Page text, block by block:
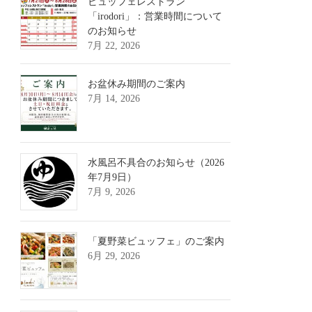
「irodori」：営業時間について
のお知らせ
7月 22, 2026
お盆休み期間のご案内
7月 14, 2026
水風呂不具合のお知らせ（2026
年7月9日）
7月 9, 2026
「夏野菜ビュッフェ」のご案内
6月 29, 2026